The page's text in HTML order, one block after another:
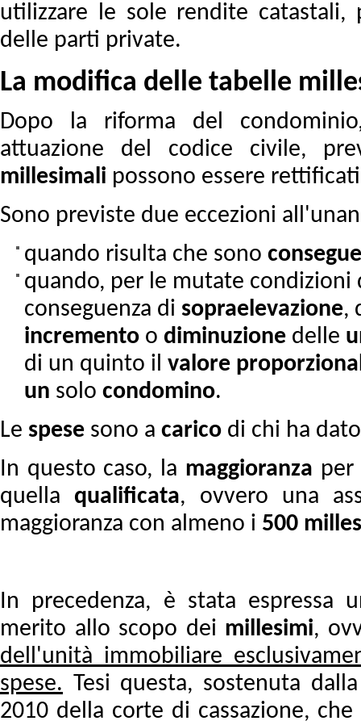
utilizzare le sole rendite
delle parti private.
La modifica delle tabelle
Dopo la riforma del
attuazione del codice civile,
millesimali possono essere
Sono previste due eccezioni
quando risulta che sono
quando, per le mutate condizioni
conseguenza di sopraelevazione,
incremento o diminuzione delle
di un quinto il valore
un solo condomino.
Le spese sono a carico di chi ha
In questo caso, la maggioranza per
quella qualificata, ovvero una
maggioranza con almeno i 500
In precedenza, è stata espressa
merito allo scopo dei millesimi,
dell'unità immobiliare
spese. Tesi questa, sostenuta
2010 della corte di cassazione,